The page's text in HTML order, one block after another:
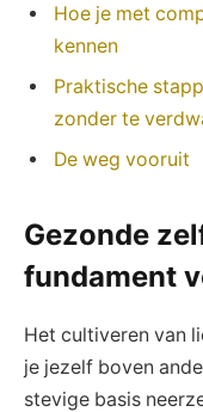
Hoe je met
‍kennen
Praktische
zonder te‌
De weg vooruit
Gezonde
fundament
Het cultiveren van
je jezelf boven
stevige basis‍